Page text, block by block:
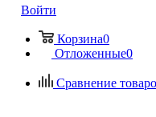
Войти
Корзина0
Отложенные0
Сравнение